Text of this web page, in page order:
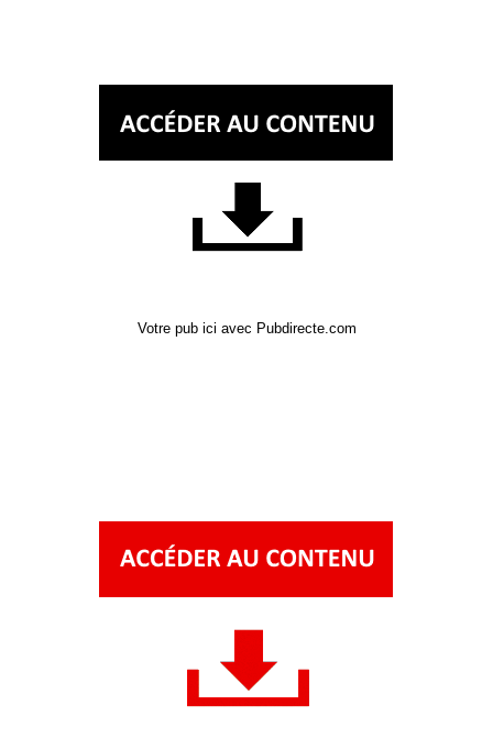
Votre pub ici avec Pubdirecte.com